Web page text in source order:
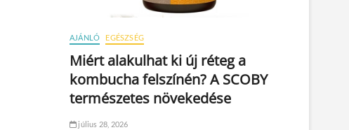
AJÁNLÓ EGÉSZSÉG
Miért alakulhat ki új réteg a
kombucha felszínén? A SCOBY
természetes növekedése
július 28, 2026